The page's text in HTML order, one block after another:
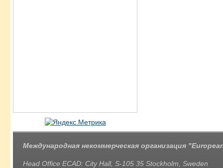
Международная некоммерческая организация
Head Office ECAD: City Hall, S-105 35 Stockholm, Sweden